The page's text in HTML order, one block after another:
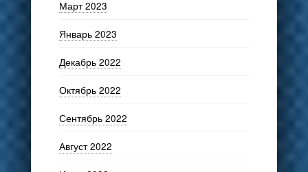
Март 2023
Январь 2023
Декабрь 2022
Октябрь 2022
Сентябрь 2022
Август 2022